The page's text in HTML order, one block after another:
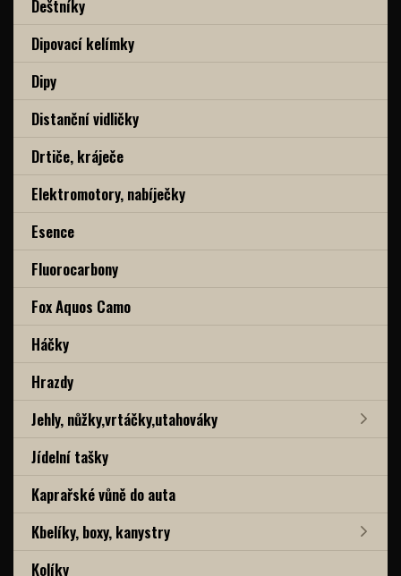
Deštníky
Dipovací kelímky
Dipy
Distanční vidličky
Drtiče, kráječe
Elektromotory, nabíječky
Esence
Fluorocarbony
Fox Aquos Camo
Háčky
Hrazdy
Jehly, nůžky,vrtáčky,utahováky
Jídelní tašky
Kaprařské vůně do auta
Kbelíky, boxy, kanystry
Kolíky